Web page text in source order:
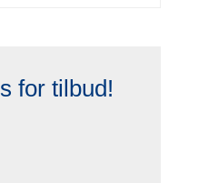
for tilbud!